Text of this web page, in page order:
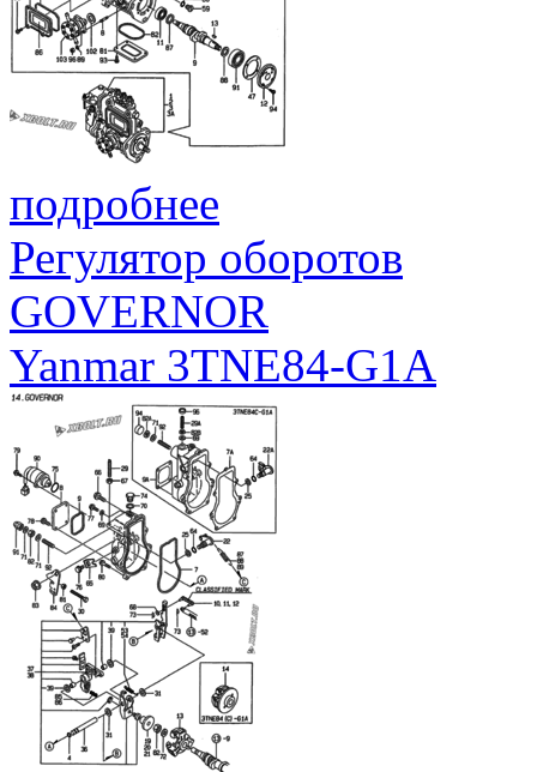
подробнее
Регулятор оборотов
GOVERNOR
Yanmar 3TNE84-G1A